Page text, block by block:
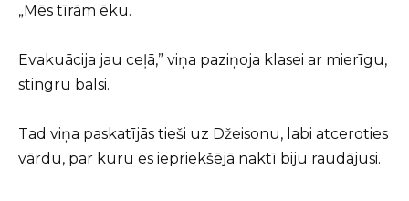
„Mēs tīrām ēku.
Evakuācija jau ceļā,” viņa paziņoja klasei ar mierīgu,
stingru balsi.
Tad viņa paskatījās tieši uz Džeisonu, labi atceroties
vārdu, par kuru es iepriekšējā naktī biju raudājusi.